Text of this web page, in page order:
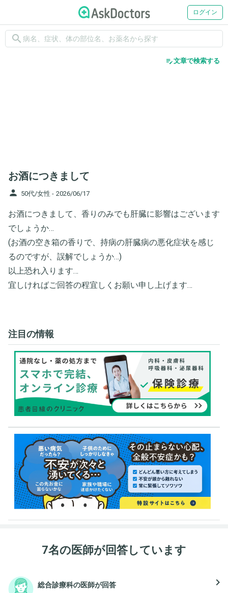
ログイン
search
edit_note文章で検索する
お酒につきまして
person 50代/女性 - 2026/06/17
お酒につきまして、香りのみでも肝臓に影響はございます
でしょうか…
(お酒の空き箱の香りで、持病の肝臓病の悪化症状を感じ
るのですが、誤解でしょうか…)
以上恐れ入ります…
宜しければご回答の程宜しくお願い申し上げます…
注目の情報
7名の医師が回答しています
総合診療科の医師が回答 navigate_next